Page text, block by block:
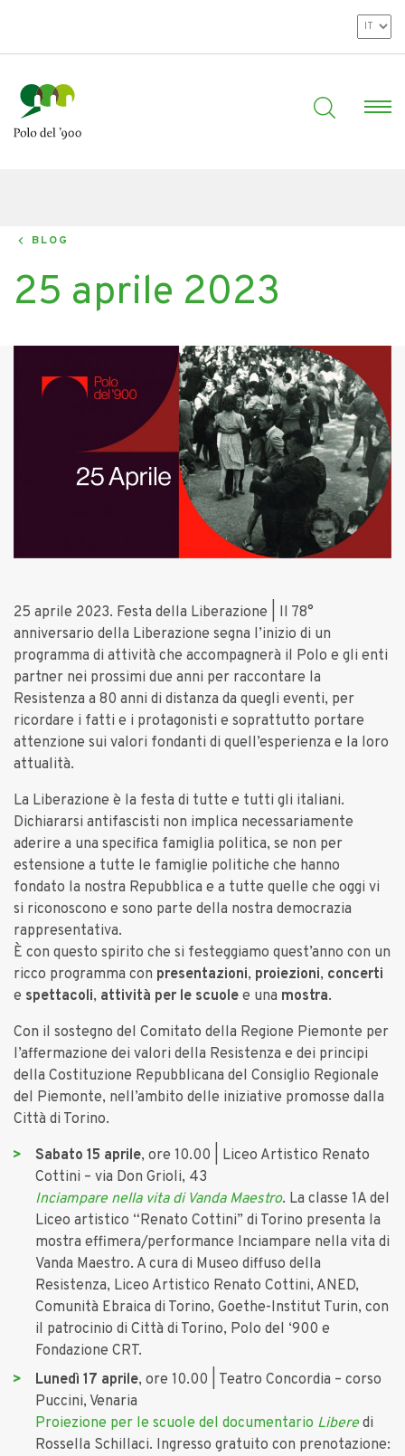
BLOG
25 aprile 2023
25 aprile 2023. Festa della Liberazione | Il 78°
anniversario della Liberazione segna l’inizio di un
programma di attività che accompagnerà il Polo e gli enti
partner nei prossimi due anni per raccontare la
Resistenza a 80 anni di distanza da quegli eventi, per
ricordare i fatti e i protagonisti e soprattutto portare
attenzione sui valori fondanti di quell’esperienza e la loro
attualità.
La Liberazione è la festa di tutte e tutti gli italiani.
Dichiararsi antifascisti non implica necessariamente
aderire a una specifica famiglia politica, se non per
estensione a tutte le famiglie politiche che hanno
fondato la nostra Repubblica e a tutte quelle che oggi vi
si riconoscono e sono parte della nostra democrazia
rappresentativa.
È con questo spirito che si festeggiamo quest’anno con un
ricco programma con presentazioni, proiezioni, concerti
e spettacoli, attività per le scuole e una mostra.
Con il sostegno del Comitato della Regione Piemonte per
l’affermazione dei valori della Resistenza e dei principi
della Costituzione Repubblicana del Consiglio Regionale
del Piemonte, nell’ambito delle iniziative promosse dalla
Città di Torino.
Sabato 15 aprile, ore 10.00 | Liceo Artistico Renato
Cottini – via Don Grioli, 43
Inciampare nella vita di Vanda Maestro. La classe 1A del
Liceo artistico “Renato Cottini” di Torino presenta la
mostra effimera/performance Inciampare nella vita di
Vanda Maestro. A cura di Museo diffuso della
Resistenza, Liceo Artistico Renato Cottini, ANED,
Comunità Ebraica di Torino, Goethe-Institut Turin, con
il patrocinio di Città di Torino, Polo del ‘900 e
Fondazione CRT.
Lunedì 17 aprile, ore 10.00 | Teatro Concordia – corso
Puccini, Venaria
Proiezione per le scuole del documentario Liberedi
Rossella Schillaci. Ingresso gratuito con prenotazione: